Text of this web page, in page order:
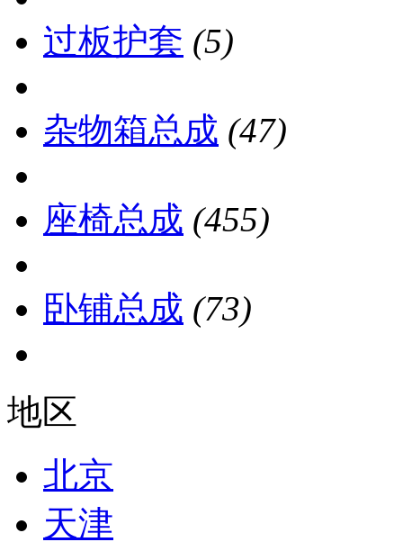
过板护套 (5)
杂物箱总成 (47)
座椅总成 (455)
卧铺总成 (73)
地区
北京
天津